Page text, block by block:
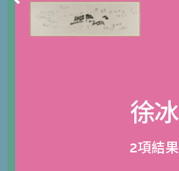
徐冰
2項結果